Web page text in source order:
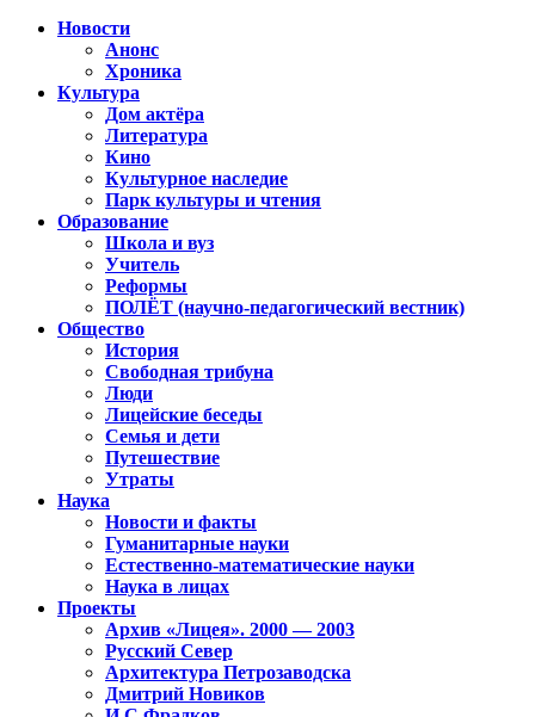
Новости
Анонс
Хроника
Культура
Дом актёра
Литература
Кино
Культурное наследие
Парк культуры и чтения
Образование
Школа и вуз
Учитель
Реформы
ПОЛЁТ (научно-педагогический вестник)
Общество
История
Свободная трибуна
Люди
Лицейские беседы
Семья и дети
Путешествие
Утраты
Наука
Новости и факты
Гуманитарные науки
Естественно-математические науки
Наука в лицах
Проекты
Архив «Лицея». 2000 — 2003
Русский Север
Архитектура Петрозаводска
Дмитрий Новиков